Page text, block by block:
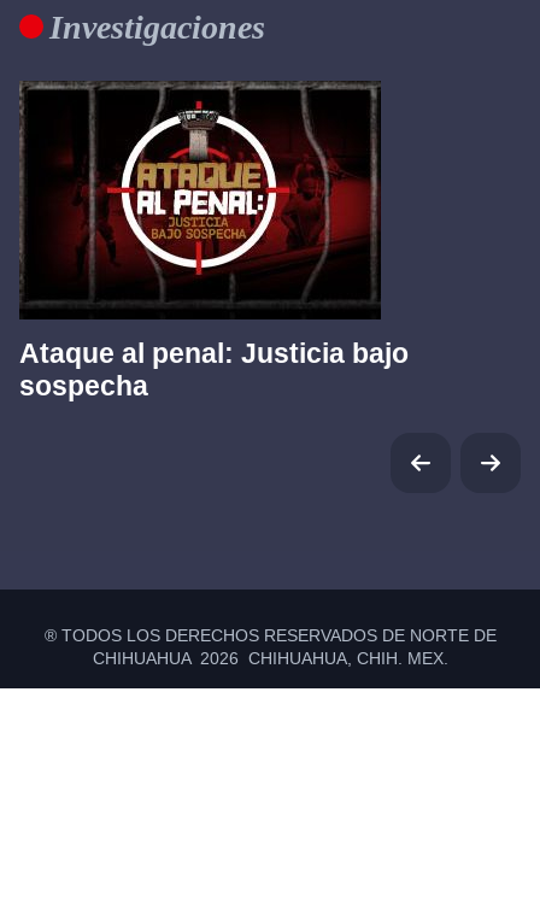
Investigaciones
Ataque al penal: Justicia bajo
sospecha
® TODOS LOS DERECHOS RESERVADOS DE NORTE DE
CHIHUAHUA 2026 CHIHUAHUA, CHIH. MEX.